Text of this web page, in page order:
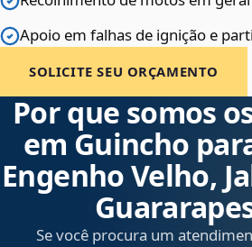
Apoio em falhas de ignição e
SOLICITE SEU ORÇAMENTO
Por que somos
em Guincho
Engenho Velho,
Se você procura um